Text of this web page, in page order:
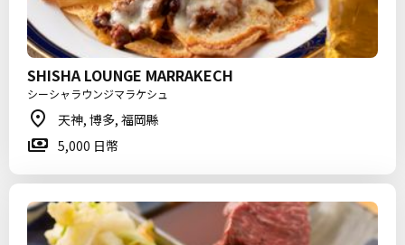
SHISHA LOUNGE MARRAKECH
シーシャラウンジマラケシュ
天神, 博多, 福岡縣
5,000 日幣